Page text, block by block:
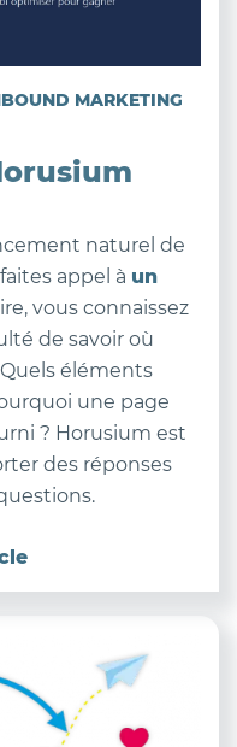
MARKETING
naturel de
appel à un
vous connaissez
de savoir où
éléments
une page
? Horusium est
des réponses